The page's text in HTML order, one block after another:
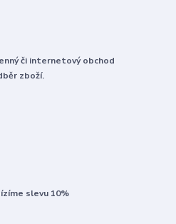
či internetový obchod
zboží.
slevu 10%